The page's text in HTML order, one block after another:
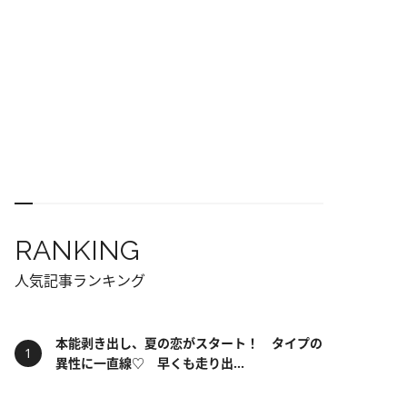
RANKING
人気記事ランキング
本能剥き出し、夏の恋がスタート！ タイプの
異性に一直線♡ 早くも走り出...